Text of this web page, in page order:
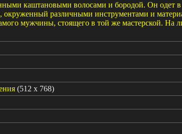
каштановыми волосами и бородой. Он одет
окруженный различными инструментами и
мужчины, стоящего в той же мастерской. На
(512 x 768)